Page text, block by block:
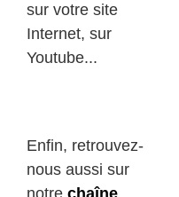
sur votre site
Internet, sur
Youtube...
Enfin, retrouvez-
nous aussi sur
notre chaîne